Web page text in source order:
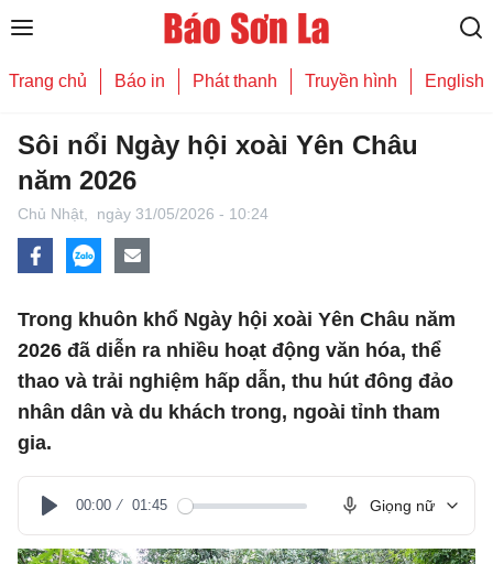
Trang chủ Báo in Phát thanh Truyền hình English
Sôi nổi Ngày hội xoài Yên Châu
năm 2026
Chủ Nhật, ngày 31/05/2026 - 10:24
Trong khuôn khổ Ngày hội xoài Yên Châu năm
2026 đã diễn ra nhiều hoạt động văn hóa, thể
thao và trải nghiệm hấp dẫn, thu hút đông đảo
nhân dân và du khách trong, ngoài tỉnh tham
gia.
Play
00:00 01:45 Giọng nữ